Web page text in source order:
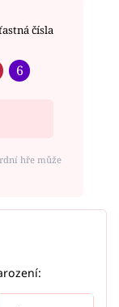
čísla
6
hře může